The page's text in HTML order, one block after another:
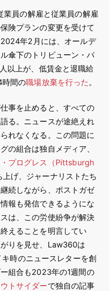
員の解雇と従業員の解雇
険プランの変更を受けて
年2月には、オールデ
傘下のトリビューン・パ
以上が、低賃金と退職給
時間の職場放棄を行った。
事を止めると、すべての
る。ニュースが途絶えれ
れなくなる。この問題に
の組合は独自メディア、
プログレス（Pittsburgh
上げ、ジャーナリストたち
続しながら、ポストガゼ
報も発信できるようにな
は、この労使紛争が解決
えることを明言してい
りを見せ、Law360は
時のニュースレターを創
組合も2023年の1週間の
トサイダーで独自の記事